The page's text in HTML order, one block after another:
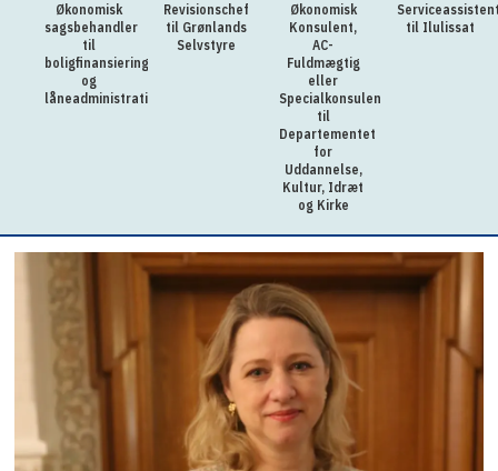
Økonomisk
sagsbehandler
til
boligfinansiering
og
låneadministration
Revisionschef
til Grønlands
Selvstyre
Økonomisk
Konsulent,
AC-
Fuldmægtig
eller
Specialkonsulent
til
Departementet
for
Uddannelse,
Kultur, Idræt
og Kirke
til Ilulissat